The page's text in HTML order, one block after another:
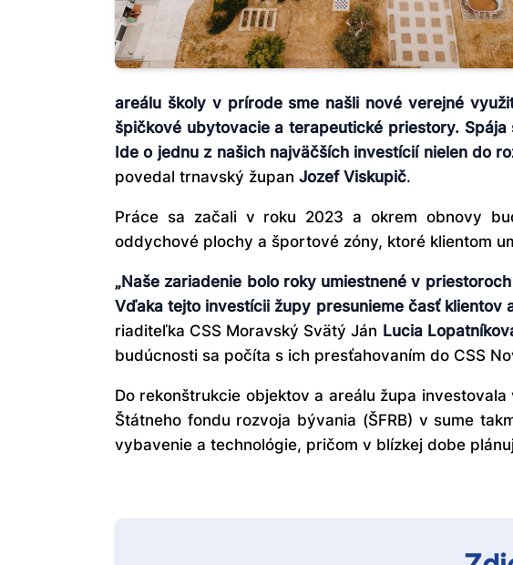
areálu školy v prírode sme našli nové verejné
špičkové ubytovacie a terapeutické priestory.
Ide o jednu z našich najväčších investícií nielen do
povedal trnavský župan Jozef Viskupič.
Práce sa začali v roku 2023 a okrem obnovy
oddychové plochy a športové zóny, ktoré klientom
„Naše zariadenie bolo roky umiestnené v
Vďaka tejto investícii župy presunieme časť klientov
riaditeľka CSS Moravský Svätý Ján Lucia
budúcnosti sa počíta s ich presťahovaním do CSS
Do rekonštrukcie objektov a areálu župa
Štátneho fondu rozvoja bývania (ŠFRB) v sume
vybavenie a technológie, pričom v blízkej dobe